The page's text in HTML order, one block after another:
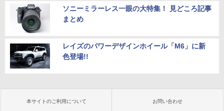
ソニーミラーレス一眼の大特集！ 見どころ記事
まとめ
レイズのパワーデザインホイール「M6」に新
色登場!!
本サイトのご利用について お問い合わせ